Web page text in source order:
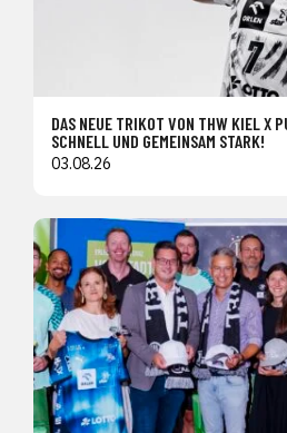
DAS NEUE TRIKOT VON THW KIEL X
SCHNELL UND GEMEINSAM STARK!
03.08.26